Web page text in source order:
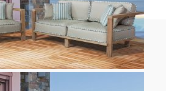
Πωλήσεων